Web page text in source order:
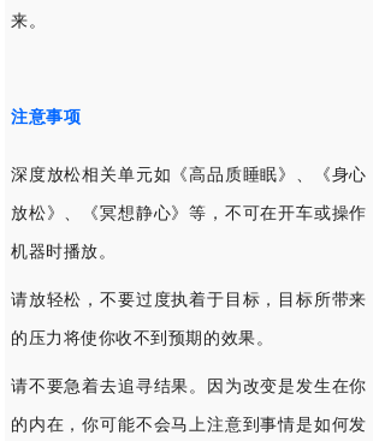
来。
注意事项
深度放松相关单元如《高品质睡眠》、《身心
放松》、《冥想静心》等，不可在开车或操作
机器时播放。
请放轻松，不要过度执着于目标，目标所带来
的压力将使你收不到预期的效果。
请不要急着去追寻结果。因为改变是发生在你
的内在，你可能不会马上注意到事情是如何发